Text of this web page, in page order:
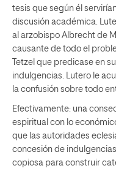
tesis que según él
discusión académica.
al arzobispo Albrecht de
causante de todo el
Tetzel que predicase en
indulgencias. Lutero le
la confusión sobre todo
Efectivamente: una
espiritual con lo
que las autoridades
concesión de
copiosa para construir